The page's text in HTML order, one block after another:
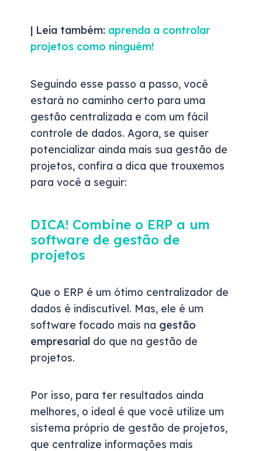
| Leia também: aprenda a controlar
projetos como ninguém!
Seguindo esse passo a passo, você
estará no caminho certo para uma
gestão centralizada e com um fácil
controle de dados. Agora, se quiser
potencializar ainda mais sua gestão de
projetos, confira a dica que trouxemos
para você a seguir:
DICA! Combine o ERP a um
software de gestão de
projetos
Que o ERP é um ótimo centralizador de
dados é indiscutível. Mas, ele é um
software focado mais na gestão
empresarial do que na gestão de
projetos.
Por isso, para ter resultados ainda
melhores, o ideal é que você utilize um
sistema próprio de gestão de projetos,
que centralize informações mais